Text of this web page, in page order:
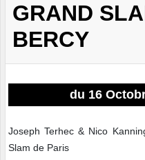
GRAND
BERCY
du 16
Joseph Terhec & Nico
Slam de Paris